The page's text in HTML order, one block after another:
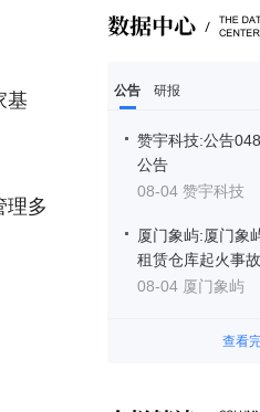
公告 研报
赞宇科技:公告
公告
08-04 赞宇科技
厦门象屿:厦门象
租赁仓库起火事
08-04 厦门象屿
查看
基
理多